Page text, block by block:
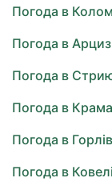
Погода в
Погода в
Погода в
Погода в
Погода в
Погода в Ковелі